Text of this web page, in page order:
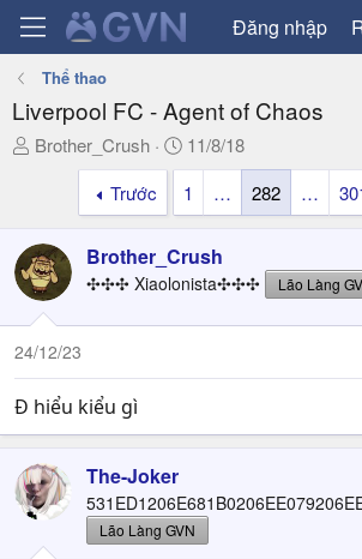
Đăng nhập
Thể thao
Liverpool FC - Agent of Chaos
T
a
d
s
t
a
t
e
Brother_Crush
N
g
à
y
ử
i
11/8/18
Trước
1 … 282 …
Brother_Crush
✣✣✣ Xiaolonista✣✣✣ Lão Làng
24/12/23
Đ hiểu kiểu gì
The-Joker
Lão Làng GVN